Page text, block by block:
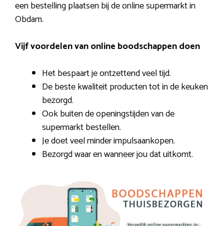
een bestelling plaatsen bij de online supermarkt in
Obdam.
Vijf voordelen van online boodschappen doen
Het bespaart je ontzettend veel tijd.
De beste kwaliteit producten tot in de keuken
bezorgd.
Ook buiten de openingstijden van de
supermarkt bestellen.
Je doet veel minder impulsaankopen.
Bezorgd waar en wanneer jou dat uitkomt.